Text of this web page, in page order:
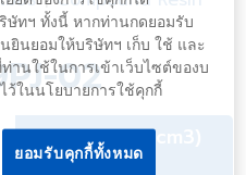
02
Density (g/cm3)
1.33
ษัทฯ ทั้งนี้ หากท่านกดยอมรับ
ยินยอมให้บริษัทฯ เก็บ ใช้ และ
านใช้ในการเข้าเว็บไซต์ของบ
ว้ในนโยบายการใช้คุกกี้
ยอมรับคุกกี้ทั้งหมด